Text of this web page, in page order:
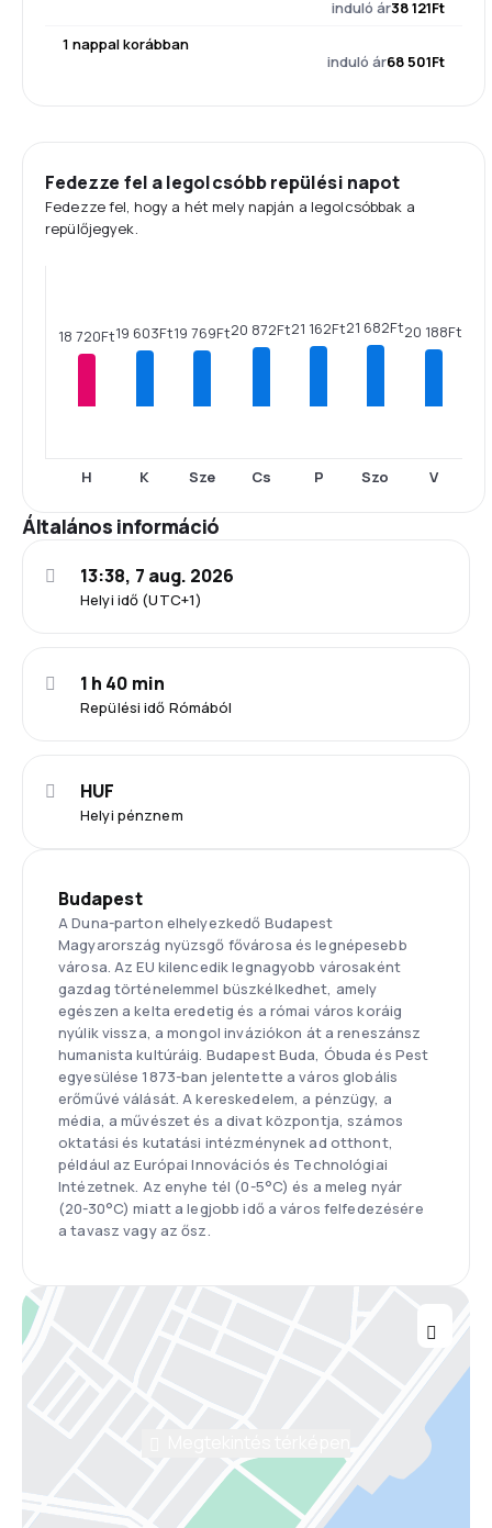
induló ár38 121Ft
1 nappal korábban
induló ár68 501Ft
Fedezze fel a legolcsóbb repülési napot
Fedezze fel, hogy a hét mely napján a legolcsóbbak a
repülőjegyek.
18 720Ft
H
19 603Ft
K
19 769Ft
Sze
20 872Ft
Cs
21 162Ft
P
21 682Ft
Szo
20 188Ft
V
Általános információ
Helyi idő (UTC+1)
13:38, 7 aug. 2026
Repülési idő Rómából
1 h 40 min
Helyi pénznem
HUF
Budapest
A Duna-parton elhelyezkedő Budapest
Magyarország nyüzsgő fővárosa és legnépesebb
városa. Az EU kilencedik legnagyobb városaként
gazdag történelemmel büszkélkedhet, amely
egészen a kelta eredetig és a római város koráig
nyúlik vissza, a mongol inváziókon át a reneszánsz
humanista kultúráig. Budapest Buda, Óbuda és Pest
egyesülése 1873-ban jelentette a város globális
erőművé válását. A kereskedelem, a pénzügy, a
média, a művészet és a divat központja, számos
oktatási és kutatási intézménynek ad otthont,
például az Európai Innovációs és Technológiai
Intézetnek. Az enyhe tél (0-5°C) és a meleg nyár
(20-30°C) miatt a legjobb idő a város felfedezésére
a tavasz vagy az ősz.